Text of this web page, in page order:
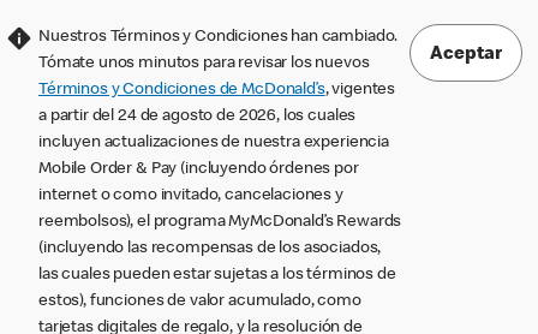
Nuestros Términos y Condiciones han cambiado.
Tómate unos minutos para revisar los nuevos
Términos y Condiciones de McDonald’s, vigentes
a partir del 24 de agosto de 2026, los cuales
incluyen actualizaciones de nuestra experiencia
Mobile Order & Pay (incluyendo órdenes por
internet o como invitado, cancelaciones y
reembolsos), el programa MyMcDonald’s Rewards
(incluyendo las recompensas de los asociados,
las cuales pueden estar sujetas a los términos de
estos), funciones de valor acumulado, como
tarjetas digitales de regalo, y la resolución de
Aceptar